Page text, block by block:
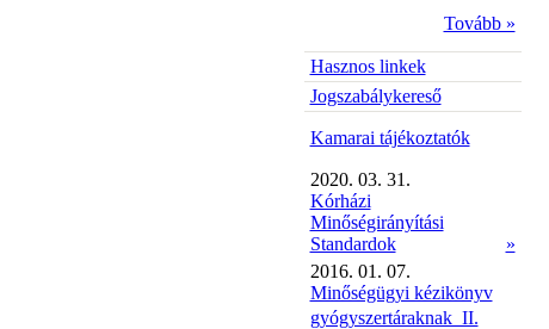
Tovább »
Hasznos linkek
Jogszabálykereső
Kamarai tájékoztatók
2020. 03. 31.
Kórházi
Minőségirányítási
Standardok
»
2016. 01. 07.
Minőségügyi kézikönyv
gyógyszertáraknak  II.